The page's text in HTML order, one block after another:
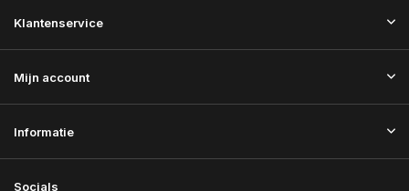
Klantenservice
Mijn account
Informatie
Socials